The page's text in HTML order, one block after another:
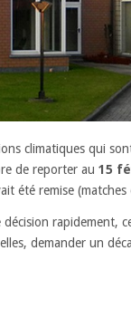
climatiques qui
de reporter au 15
été remise
rapidement,
demander un